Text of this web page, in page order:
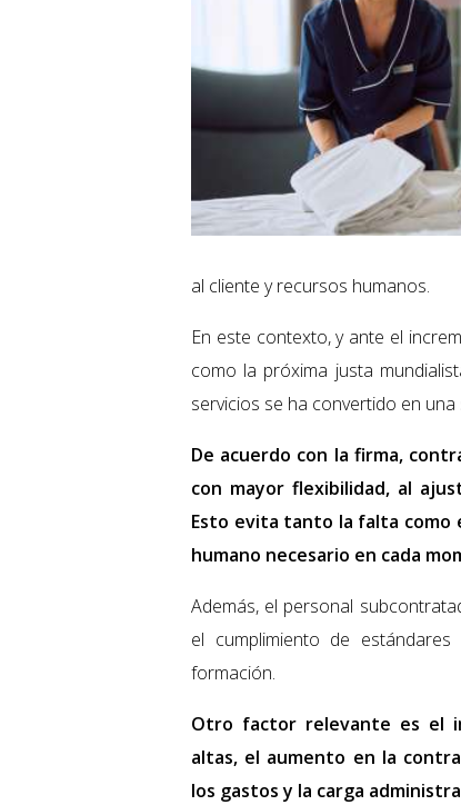
al cliente y recursos humanos.
En este contexto, y ante el
como la próxima justa
servicios se ha convertido en
De acuerdo con la firma,
con mayor flexibilidad, al
Esto evita tanto la falta como
humano necesario en cada
Además, el personal
el cumplimiento de
formación.
Otro factor relevante es el
altas, el aumento en la
los gastos y la carga